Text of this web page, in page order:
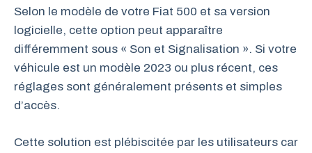
Selon le modèle de votre Fiat 500 et sa version
logicielle, cette option peut apparaître
différemment sous « Son et Signalisation ». Si votre
véhicule est un modèle 2023 ou plus récent, ces
réglages sont généralement présents et simples
d’accès.
Cette solution est plébiscitée par les utilisateurs car